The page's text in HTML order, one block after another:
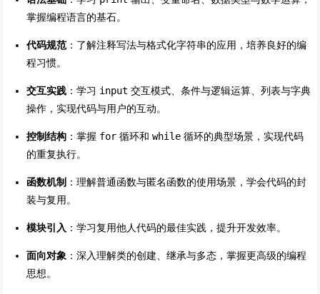
掌握编程语言的基石。
代码规范：了解注释写法与格式化字符串的应用，培养良好的编
程习惯。
交互实践 ：学习 input 交互模式、条件与逻辑运算、列表与字典
操作，实现代码与用户的互动。
控制结构 ：掌握 for 循环和while 循环的典型场景，实现代码
的重复执行。
函数机制 ：理解普通函数与匿名函数的使用场景，学会代码的封
装与复用。
模块引入 ：学习复用他人代码的最佳实践，提升开发效率。
面向对象 ：深入理解类的创建、继承与多态，掌握更高级的编程
思想。